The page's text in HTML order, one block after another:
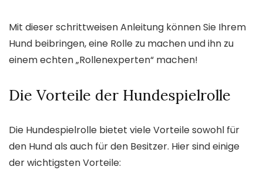
Mit dieser schrittweisen Anleitung können Sie Ihrem
Hund beibringen, eine Rolle zu machen und ihn zu
einem echten „Rollenexperten“ machen!
Die Vorteile der Hundespielrolle
Die Hundespielrolle bietet viele Vorteile sowohl für
den Hund als auch für den Besitzer. Hier sind einige
der wichtigsten Vorteile: